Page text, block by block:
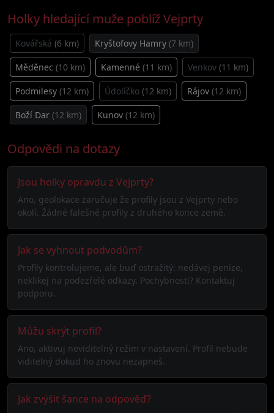
Holky hledající muže poblíž Vejprty
Kovářská (6 km) Kryštofovy Hamry (7 km)
Měděnec (10 km) Kamenné (11 km) Venkov (11 km)
Podmilesy (12 km) Údolíčko (12 km) Rájov (12 km)
Boží Dar (12 km) Kunov (12 km)
Odpovědi na dotazy
Jsou holky opravdu z Vejprty?
Ano, geolokace zaručuje že profily jsou z Vejprty nebo
okolí. Žádné falešné profily z druhého konce země.
Jak se vyhnout podvodům?
Profily kontrolujeme, ale buď ostražitý: nedávej peníze,
neklikej na podezřelé odkazy. Pochybnosti? Kontaktuj
podporu.
Můžu skrýt profil?
Ano, aktivuj neviditelný režim v nastavení. Profil nebude
viditelný dokud ho znovu nezapneš.
Jak zvýšit šance na odpověď?